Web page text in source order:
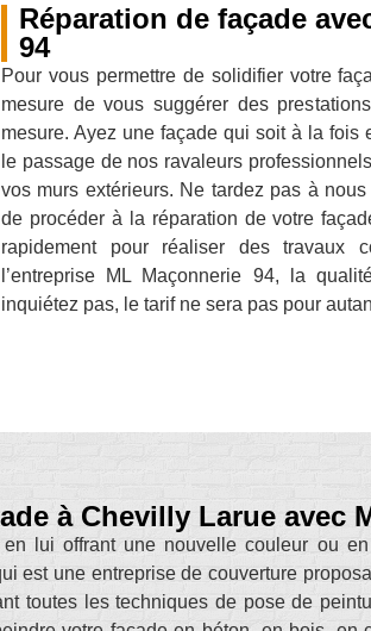
Réparation de façade
94
Pour vous permettre de solidifier votre
mesure de vous suggérer des
mesure. Ayez une façade qui soit à la fois
le passage de nos ravaleurs
vos murs extérieurs. Ne tardez pas à
de procéder à la réparation de votre
rapidement pour réaliser des travaux
l’entreprise ML Maçonnerie 94, la
inquiétez pas, le tarif ne sera pas pour
à Chevilly Larue avec
lui offrant une nouvelle couleur ou
est une entreprise de couverture
toutes les techniques de pose de